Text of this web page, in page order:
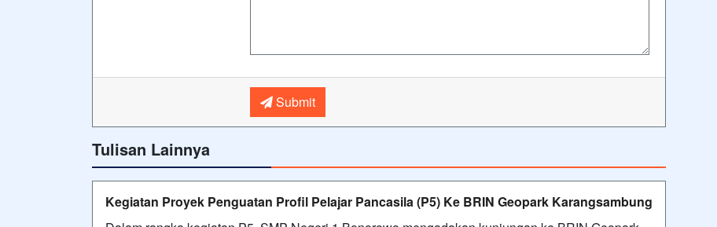
Submit
Tulisan Lainnya
Kegiatan Proyek Penguatan Profil Pelajar Pancasila (P5) Ke BRIN Geopark Karangsambung